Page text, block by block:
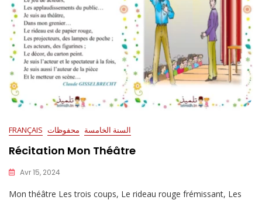
FRANÇAIS السنة الخامسة محفوظات
Récitation Mon Théâtre
Avr 15, 2024
Mon théâtre Les trois coups, Le rideau rouge frémissant, Les